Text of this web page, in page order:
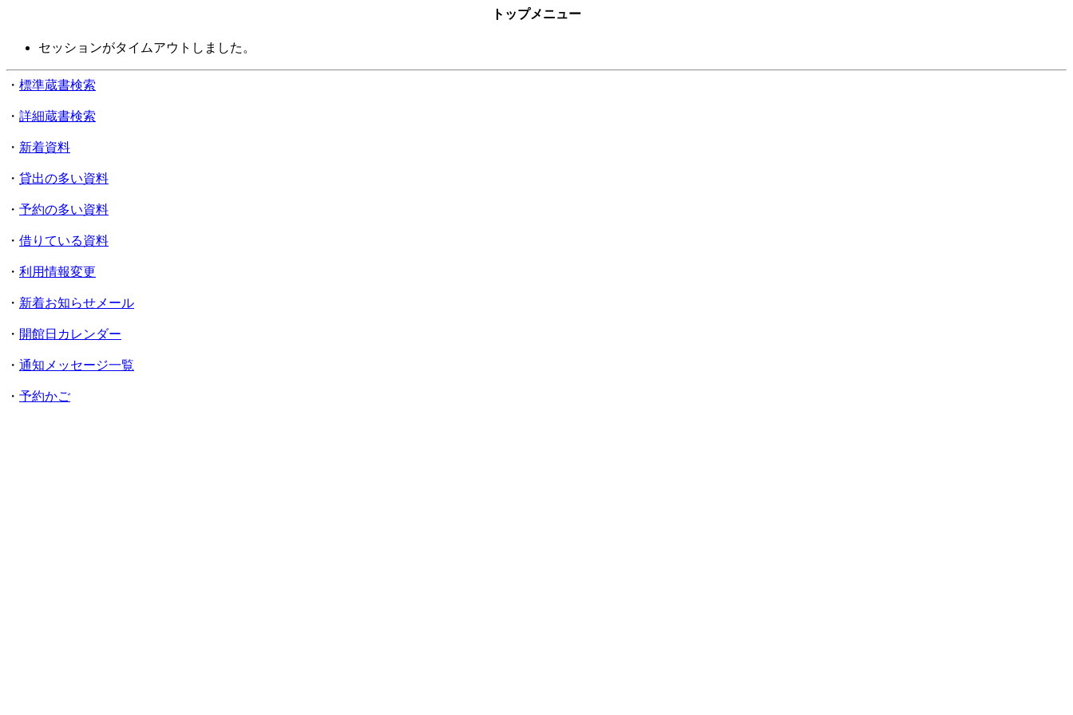
トップメニュー
セッションがタイムアウトしました。
・ 標準蔵書検索
・ 詳細蔵書検索
・ 新着資料
・ 貸出の多い資料
・ 予約の多い資料
・ 借りている資料
・ 利用情報変更
・ 新着お知らせメール
・ 開館日カレンダー
・ 通知メッセージ一覧
・ 予約かご